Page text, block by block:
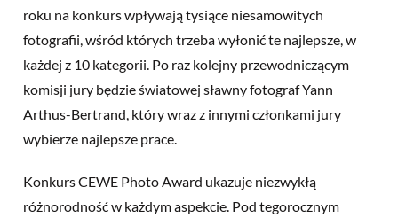
roku na konkurs wpływają tysiące niesamowitych
fotografii, wśród których trzeba wyłonić te najlepsze, w
każdej z 10 kategorii. Po raz kolejny przewodniczącym
komisji jury będzie światowej sławny fotograf Yann
Arthus-Bertrand, który wraz z innymi członkami jury
wybierze najlepsze prace.
Konkurs CEWE Photo Award ukazuje niezwykłą
różnorodność w każdym aspekcie. Pod tegorocznym